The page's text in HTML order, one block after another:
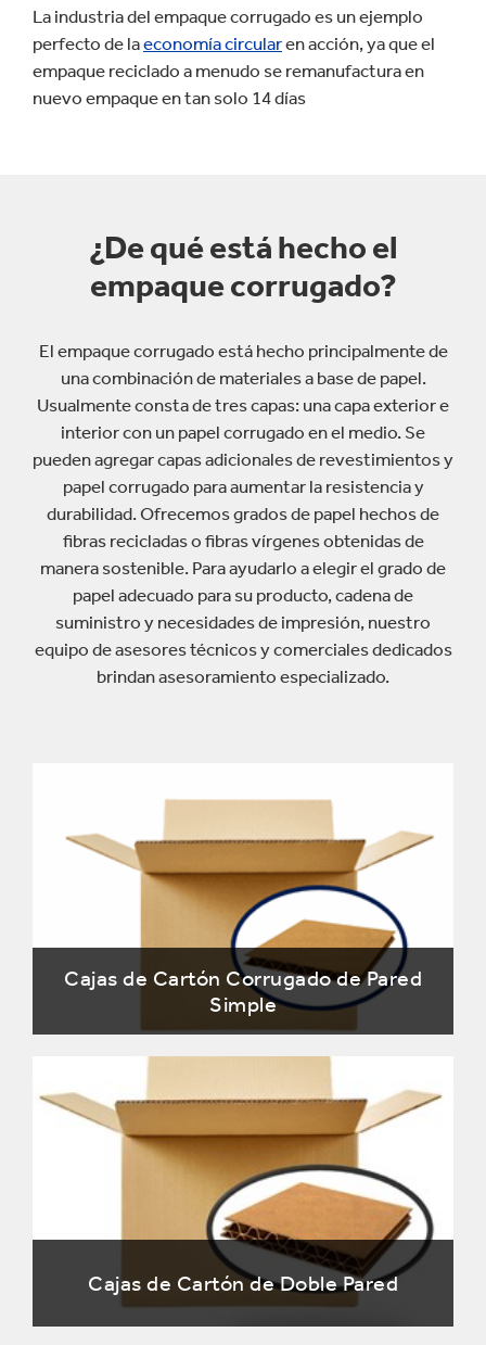
La industria del empaque corrugado es un ejemplo
perfecto de laeconomía circularen acción, ya que el
empaque reciclado a menudo se remanufactura en
nuevo empaque en tan solo 14 días
¿De qué está hecho el
empaque corrugado?
El empaque corrugado está hecho principalmentede
una combinación de materiales a base de papel.
Usualmente consta de tres capas: una capa exterior e
interior con un papel corrugado en el medio. Se
pueden agregar capas adicionales de revestimientos y
papel corrugado para aumentar la resistencia y
durabilidad. Ofrecemos grados de papel hechos de
fibras recicladas o fibras vírgenes obtenidas de
manera sostenible. Para ayudarlo a elegir el grado de
papel adecuado para su producto, cadena de
suministro y necesidades de impresión, nuestro
equipo de asesores técnicos y comerciales dedicados
brindan asesoramiento especializado.
Cajas de Cartón Corrugado de Pared
Simple
Cajas de Cartón de Doble Pared